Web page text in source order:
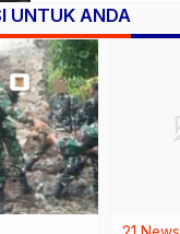
UNTUK ANDA